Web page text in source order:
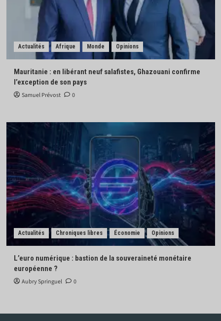
Actualités Afrique Monde Opinions
Mauritanie : en libérant neuf salafistes, Ghazouani confirme
l’exception de son pays
Samuel Prévost 0
Actualités Chroniques libres Économie Opinions
L’euro numérique : bastion de la souveraineté monétaire
européenne ?
Aubry Springuel 0